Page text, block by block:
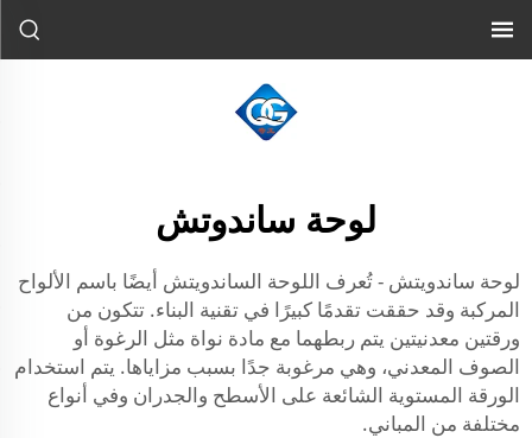
لوحة ساندوتش
لوحة ساندويتش - تُعرف اللوحة الساندويتش أيضًا باسم الألواح
المركبة وقد حققت تقدمًا كبيرًا في تقنية البناء. تتكون من
ورقتين معدنيتين يتم ربطهما مع مادة نواة مثل الرغوة أو
الصوف المعدني، وهي مرغوبة جدًا بسبب مزاياها. يتم استخدام
الورقة المستوية الشائعة على الأسطح والجدران وفي أنواع
مختلفة من المباني.